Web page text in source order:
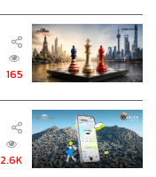
165
2.6K